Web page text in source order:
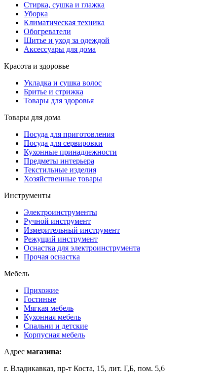
Стирка, сушка и глажка
Уборка
Климатическая техника
Обогреватели
Шитье и уход за одеждой
Аксессуары для дома
Красота и здоровье
Укладка и сушка волос
Бритье и стрижка
Товары для здоровья
Товары для дома
Посуда для приготовления
Посуда для сервировки
Кухонные принадлежности
Предметы интерьера
Текстильные изделия
Хозяйственные товары
Инструменты
Электроинструменты
Ручной инструмент
Измерительный инструмент
Режущий инструмент
Оснастка для электроинструмента
Прочая оснастка
Мебель
Прихожие
Гостиные
Мягкая мебель
Кухонная мебель
Спальни и детские
Корпусная мебель
Адрес магазина:
г. Владикавказ, пр-т Коста, 15, лит. Г,Б, пом. 5,6